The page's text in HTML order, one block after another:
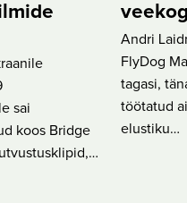
sai
koos Bridge
Andri
FlyDog
tagasi,
töötatud
elustiku…